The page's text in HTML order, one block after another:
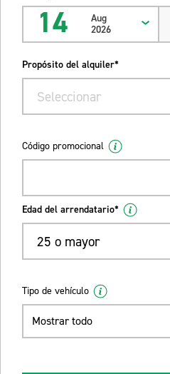
14
Aug
2026
Propósito del alquiler*
Seleccionar
Código promocional
Edad del arrendatario*
25 o mayor
Tipo de vehículo
Mostrar todo